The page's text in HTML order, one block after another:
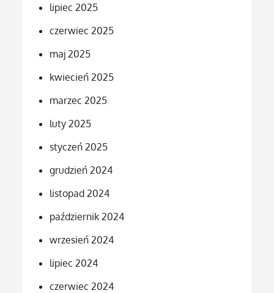
lipiec 2025
czerwiec 2025
maj 2025
kwiecień 2025
marzec 2025
luty 2025
styczeń 2025
grudzień 2024
listopad 2024
październik 2024
wrzesień 2024
lipiec 2024
czerwiec 2024